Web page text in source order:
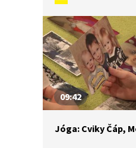
cvičení.
09:42
Jóga: Cviky Čáp,